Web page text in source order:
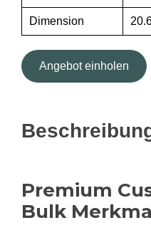
Dimension
Angebot einholen
Premium
Bulk